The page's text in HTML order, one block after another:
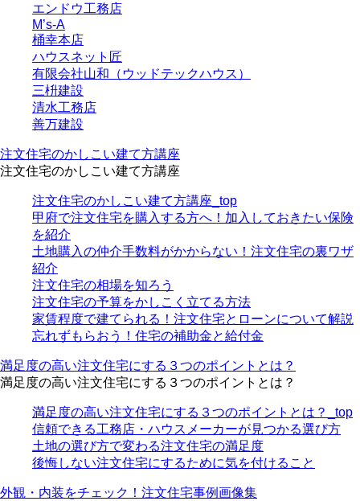
エンドウ工務店
M’s-A
桶幸本店
ハウスネット匠
有限会社山和（ウッドテックハウス）
三枡建設
清水工務店
善万建設
注文住宅のかしこい建て方講座
注文住宅のかしこい建て方講座
注文住宅のかしこい建て方講座_top
甲府で注文住宅を購入する方へ！加入しておきたい保険
を紹介
土地購入の仲介手数料がかからない！注文住宅の裏ワザ
紹介
注文住宅の相場を知ろう
注文住宅の予算をかしこく立てる方法
家賃程度で建てられる！注文住宅とローンについて解説
忘れずもらおう！住宅の補助金と給付金
満足度の高い注文住宅にする３つのポイントとは？
満足度の高い注文住宅にする３つのポイントとは？
満足度の高い注文住宅にする３つのポイントとは？_top
信頼できる工務店・ハウスメーカーが見つかる選び方
土地の選び方で変わる注文住宅の満足度
後悔しない注文住宅にするために気を付けること
外観・内装をチェック！注文住宅事例画像集